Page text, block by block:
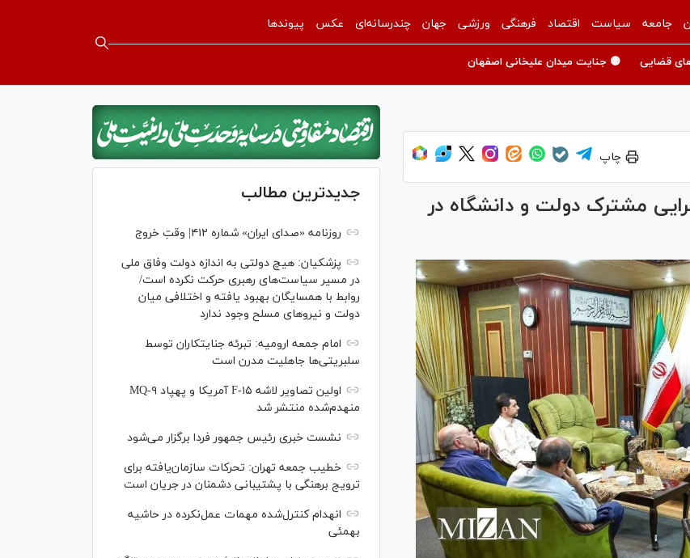
جامعه سیاست اقتصاد فرهنگی ورزشی جهان چندرسانه‌ای عکس پیوندها
قضایی 🟡 جنایت میدان علیخانی اصفهان
چاپ
مشترک دولت و دانشگاه در
جدیدترین مطالب
روزنامه «صدای ایران» شماره ۴۱۲| وقتِ خروج
پزشکیان: هیچ دولتی به اندازه دولت وفاق ملی
در مسیر سیاست‌های رهبری حرکت نکرده است/
روابط با همسایگان بهبود یافته و اختلافی میان
دولت و نیروهای مسلح وجود ندارد
امام جمعه ارومیه: تبرئه جنایتکاران توسط
سلبریتی‌ها جاهلیت مدرن است
اولین تصاویر لاشه F-۱۵ آمریکا و پهپاد MQ-۹
منهدم‌شده منتشر شد
نشست خبری رئیس‌ جمهور فردا برگزار می‌شود
خطیب جمعه تهران: تحرکات سازمان‌یافته برای
ترویج برهنگی با پشتیبانی دشمنان در جریان است
انهدام کنترل‌شده مهمات عمل‌نکرده در حاشیه
بهمئی